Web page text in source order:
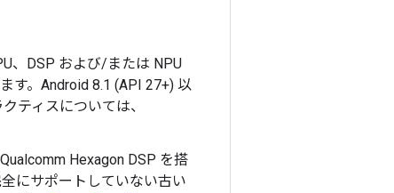
、DSP および/または NPU
す。Android 8.1 (API 27+) 以
ティスについては、
Hexagon DSP を搭
にサポートしていない古い